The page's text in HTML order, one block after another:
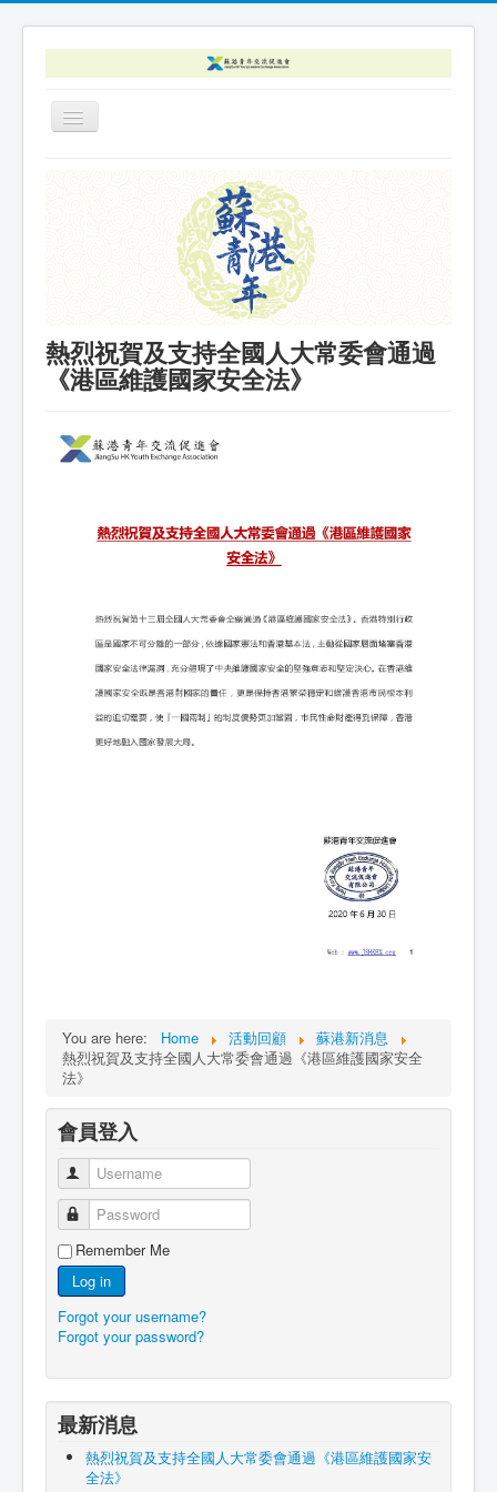
Toggle
加入我們
熱烈祝賀及支持全國人大常委會通過
《港區維護國家安全法》
You are here: Home 活動回顧
蘇港新消息
熱烈祝賀及支持全國人大常委會通過《港區維護國家安全
法》
會員登入
Username
Password
Remember Me
Log in
Forgot your username?
Forgot your password?
最新消息
熱烈祝賀及支持全國人大常委會通過《港區維護國家安
全法》